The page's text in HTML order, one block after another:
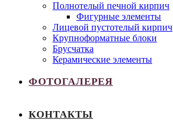
Полнотелый печной кирпич
Фигурные элементы
Лицевой пустотелый кирпич
Крупноформатные блоки
Брусчатка
Керамические элементы
ФОТОГАЛЕРЕЯ
КОНТАКТЫ